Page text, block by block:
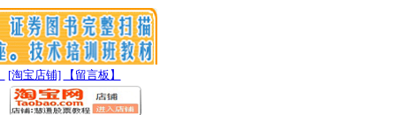
[淘宝店铺] 【留言板】